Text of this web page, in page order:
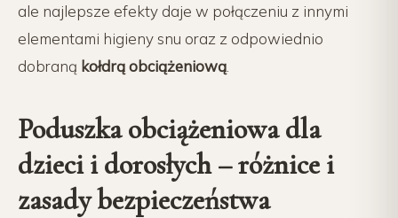
ale najlepsze efekty daje w połączeniu z innymi
elementami higieny snu oraz z odpowiednio
dobraną kołdrą obciążeniową
Poduszka obciążeniowa dla
dzieci i dorosłych – różnice i
zasady bezpieczeństwa